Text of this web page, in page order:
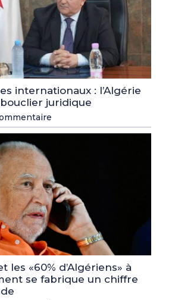
internationaux : l’Algérie
juridique
les «60% d’Algériens» à
se fabrique un chiffre